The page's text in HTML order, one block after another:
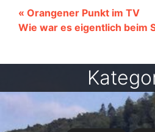
« Orangener Punkt im TV
Wie war es eigentlich beim